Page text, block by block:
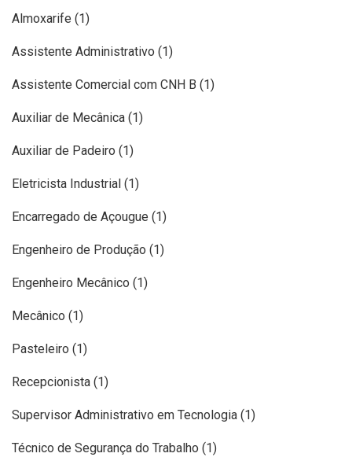
Almoxarife (1)
Assistente Administrativo (1)
Assistente Comercial com CNH B (1)
Auxiliar de Mecânica (1)
Auxiliar de Padeiro (1)
Eletricista Industrial (1)
Encarregado de Açougue (1)
Engenheiro de Produção (1)
Engenheiro Mecânico (1)
Mecânico (1)
Pasteleiro (1)
Recepcionista (1)
Supervisor Administrativo em Tecnologia (1)
Técnico de Segurança do Trabalho (1)